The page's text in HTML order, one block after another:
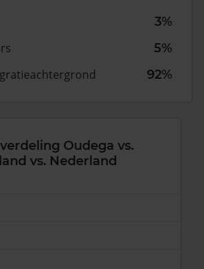
3%
5%
92%
Oudega vs.
vs. Nederland